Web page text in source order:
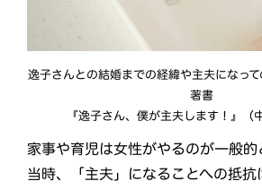
逸子さんとの結婚までの経緯や主夫になっ
著書
『逸子さん、僕が主夫します！』（
家事や育児は女性がやるのが一般的
当時、「主夫」になることへの抵抗